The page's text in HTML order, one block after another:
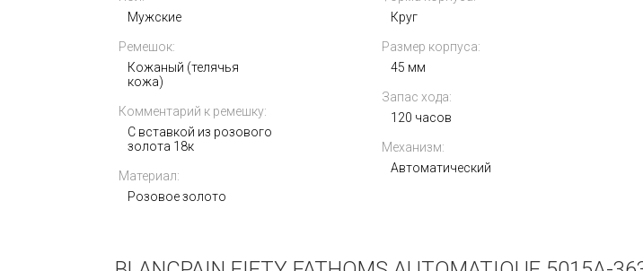
Rolex Explorer II Oyster 42mm 226570-
0001
Мужские
Ремешок:
Кожаный (телячья
кожа)
Комментарий к ремешку:
С вставкой из розового
золота 18к
Материал:
Розовое золото
Круг
Размер корпуса:
45 мм
Запас хода:
120 часов
Механизм:
Автоматический